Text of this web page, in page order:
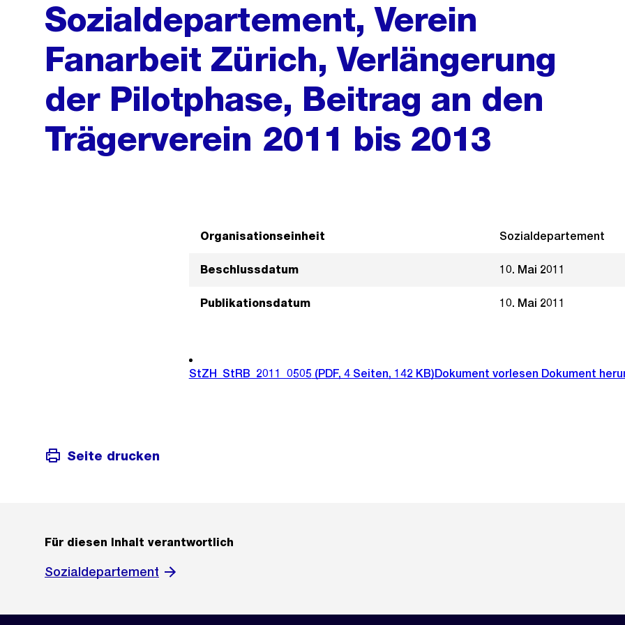
Sozialdepartement, Verein
Fanarbeit Zürich, Verlängerung
der Pilotphase, Beitrag an den
Trägerverein 2011 bis 2013
Organisationseinheit Sozialdepartement
Beschlussdatum 10. Mai 2011
Publikationsdatum 10. Mai 2011
StZH_StRB_2011_0505 (PDF, 4 Seiten, 142 KB)Dokument vorlesen Dokument
Seite drucken
Für diesen Inhalt verantwortlich
Sozialdepartement